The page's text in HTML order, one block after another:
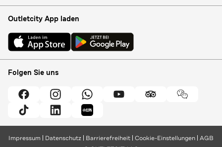
Outletcity App laden
Folgen Sie uns
Impressum Datenschutz Barrierefreiheit Cookie-Einstellungen AGB